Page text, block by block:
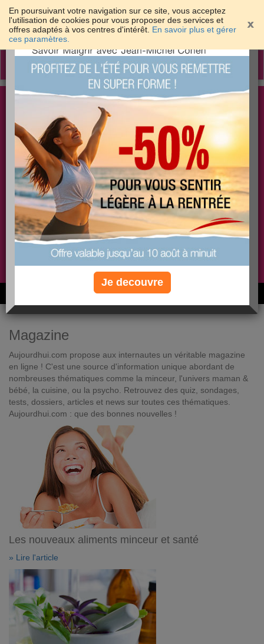
En poursuivant votre navigation sur ce site, vous acceptez
l'utilisation de cookies pour vous proposer des services et
offres adaptés à vos centres d'intérêt. En savoir plus et gérer
ces paramètres.
Toggle
Les meilleures solutions pour maigrir et être bien
dans sa peau
PLUS
EFFICACE
PLUS
SANTÉ
PLUS
COACHING
Non, je préfère le régime gratuit
6M de personnes ont maigri et réappris à manger avec nous
Magazine
Aujourdhui.com propose aux internautes un véritable magazine
en ligne ! C'est une source d'information unique abordant de
nombreuses thématiques comme la minceur, l'univers maman &
bébé, la cuisine, ou la psycho. Retrouvez des quiz, sondages,
tests, dossiers, articles et news sur toutes ces thématiques.
Aujourdhui.com : que des bonnes nouvelles !
Les nouveaux aliments minceur et santé
» Lire l'article
×
Je decouvre